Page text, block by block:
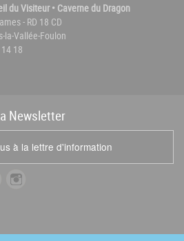
du Visiteur • Caverne du Dragon
- RD 18 CD
la-Vallée-Foulon
18
Newsletter
à la lettre d'information
a